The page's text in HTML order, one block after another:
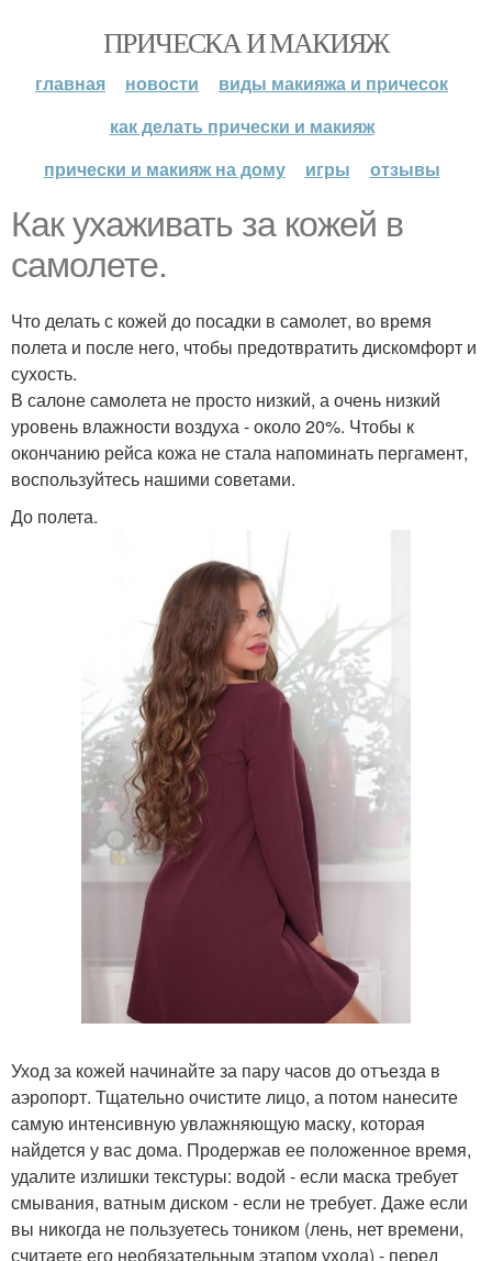
ПРИЧЕСКА И МАКИЯЖ
главная новости
виды макияжа и причесок
как делать прически и макияж
прически и макияж на дому
игры отзывы
Как ухаживать за кожей в
самолете.
Что делать с кожей до посадки в самолет, во время
полета и после него, чтобы предотвратить дискомфорт и
сухость.
В салоне самолета не просто низкий, а очень низкий
уровень влажности воздуха - около 20%. Чтобы к
окончанию рейса кожа не стала напоминать пергамент,
воспользуйтесь нашими советами.
До полета.
Уход за кожей начинайте за пару часов до отъезда в
аэропорт. Тщательно очистите лицо, а потом нанесите
самую интенсивную увлажняющую маску, которая
найдется у вас дома. Продержав ее положенное время,
удалите излишки текстуры: водой - если маска требует
смывания, ватным диском - если не требует. Даже если
вы никогда не пользуетесь тоником (лень, нет времени,
считаете его необязательным этапом ухода) - перед